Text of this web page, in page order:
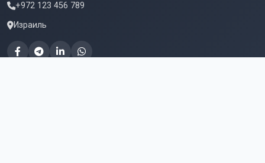
+972 123 456 789
Израиль